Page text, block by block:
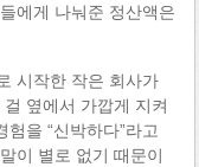
에게 나눠준 정산액은
시작한 작은 회사가
옆에서 가깝게 지켜
을 “신박하다”라고
이 별로 없기 때문이